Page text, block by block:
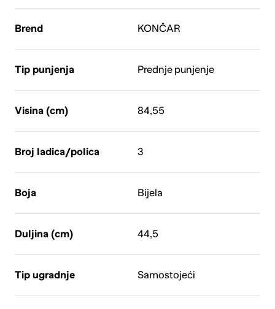
Brend KONČAR
Tip punjenja Prednje punjenje
Visina (cm) 84,55
Broj ladica/polica 3
Boja Bijela
Duljina (cm) 44,5
Tip ugradnje Samostojeći